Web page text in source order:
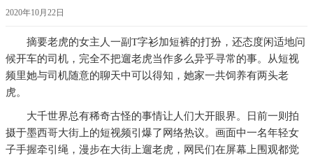
2020年10月22日
摘要老虎的女主人一副T字衫加短裤的打扮，还态度闲适地问
候开车的司机，完全不把遛老虎当作多么异乎寻常的事。从短视
频里她与司机随意的聊天中可以得知，她家一共饲养有两头老
虎。
大千世界总有稀奇古怪的事情让人们大开眼界。日前一则拍
摄于墨西哥大街上的短视频引爆了网络热议。画面中一名年轻女
子手握牵引绳，漫步在大街上遛老虎，网民们在屏幕上围观都觉